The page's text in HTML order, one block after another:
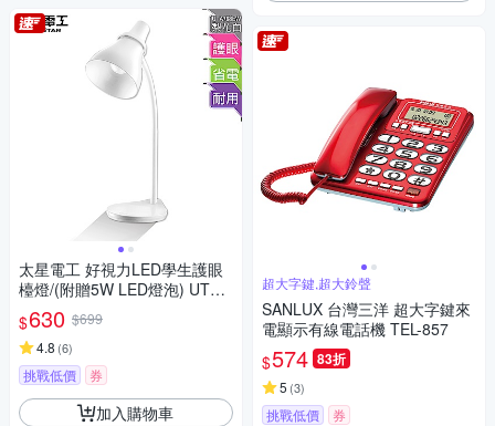
太星電工 好視力LED學生護眼
檯燈/(附贈5W LED燈泡) UTA7
68
$630 $699
4.8 (6)
挑戰低價 券
加入購物車
超大字鍵,超大鈴聲
SANLUX 台灣三洋 超大字鍵來
電顯示有線電話機 TEL-857
$574 83折
5 (3)
挑戰低價 券